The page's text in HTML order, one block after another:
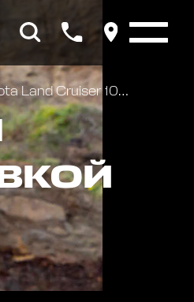
под фаркоп и фонарями